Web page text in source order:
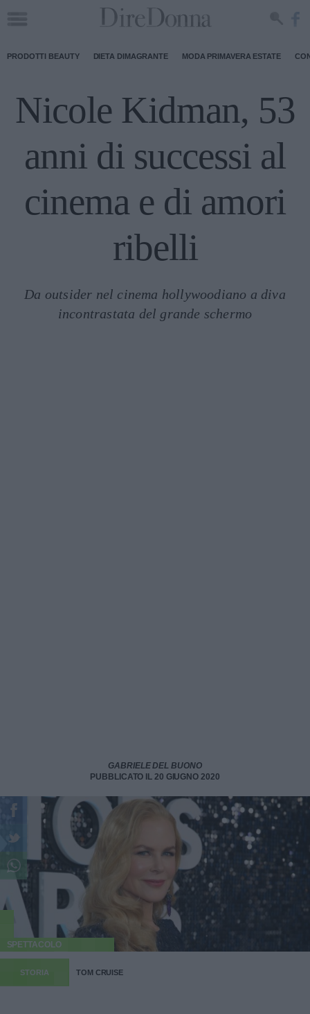
PRODOTTI BEAUTY DIETA DIMAGRANTE MODA PRIMAVERA ESTATE
Nicole Kidman, 53
anni di successi al
cinema e di amori
ribelli
Da outsider nel cinema hollywoodiano a diva
incontrastata del grande schermo
GABRIELE DEL BUONO
PUBBLICATO IL 20 GIUGNO 2020
SPETTACOLO
STORIA TOM CRUISE